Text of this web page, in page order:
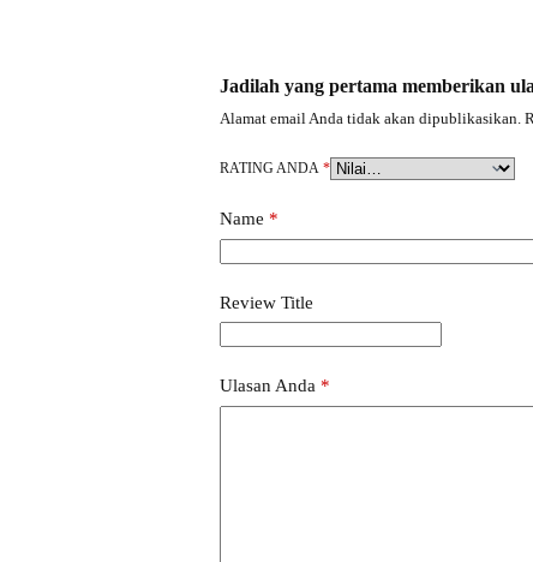
Jadilah yang pertama memberikan
Alamat email Anda tidak akan dipublikasikan.
RATING ANDA *
Name *
Review Title
Ulasan Anda *